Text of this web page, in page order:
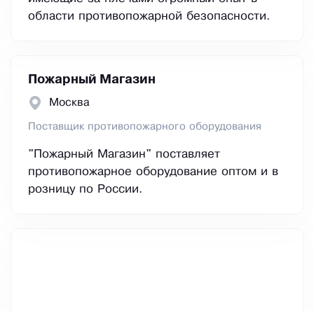
области противопожарной безопасности.
Пожарный Магазин
Москва
Поставщик противопожарного оборудования
"Пожарный Магазин" поставляет
противопожарное оборудование оптом и в
розницу по России.